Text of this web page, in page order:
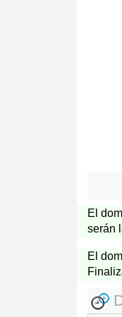
El
serán
El